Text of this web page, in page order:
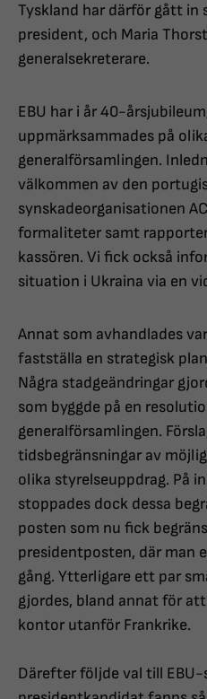
Tyskland har därför gått in
president, och Maria
generalsekreterare.
EBU har i år 40-
uppmärksammades på
generalförsamlingen.
välkommen av den
synskadeorganisationen
formaliteter samt
kassören. Vi fick också
situation i Ukraina via en
Annat som avhandlades
fastställa en strategisk
Några stadgeändringar
som byggde på en
generalförsamlingen.
tidsbegränsningar av
olika styrelseuppdrag. På
stoppades dock dessa
posten som nu fick
presidentposten, där man
gång. Ytterligare ett par
gjordes, bland annat för
kontor utanför Frankrike.
Därefter följde val till EBU-